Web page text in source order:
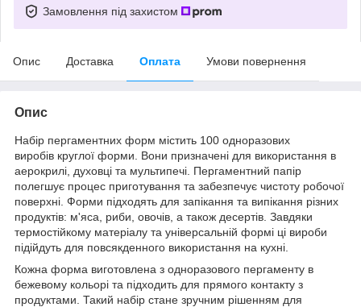
Замовлення під захистом
Опис Доставка Оплата Умови повернення
Опис
Набір пергаментних форм містить 100 одноразових
виробів круглої форми. Вони призначені для використання в
аерокрилі, духовці та мультипечі. Пергаментний папір
полегшує процес приготування та забезпечує чистоту робочої
поверхні. Форми підходять для запікання та випікання різних
продуктів: м'яса, риби, овочів, а також десертів. Завдяки
термостійкому матеріалу та універсальній формі ці вироби
підійдуть для повсякденного використання на кухні.
Кожна форма виготовлена з одноразового пергаменту в
бежевому кольорі та підходить для прямого контакту з
продуктами. Такий набір стане зручним рішенням для